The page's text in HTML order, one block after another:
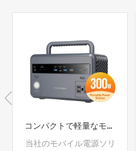
コンパクトで軽量なモバイル充電器: LED インジケーター付きの旅行に便利なバッテリーパック
当社のモバイル電源ソリ